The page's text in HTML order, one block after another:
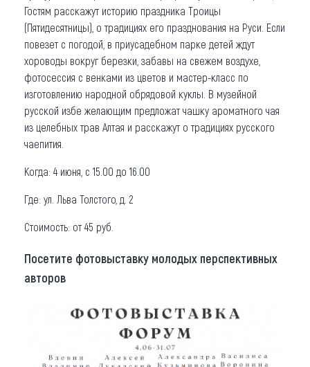
Гостям расскажут историю праздника Троицы
(Пятидесятницы), о традициях его празднования на Руси. Если
повезет с погодой, в приусадебном парке детей ждут
хороводы вокруг березки, забавы на свежем воздухе,
фотосессия с венками из цветов и мастер-класс по
изготовлению народной обрядовой куклы. В музейной
русской избе желающим предложат чашку ароматного чая
из целебных трав Алтая и расскажут о традициях русского
чаепития.
Когда: 4 июня, с 15.00 до 16.00
Где: ул. Льва Толстого, д. 2
Стоимость: от 45 руб.
Посетите фотовыставку молодых перспективных
авторов